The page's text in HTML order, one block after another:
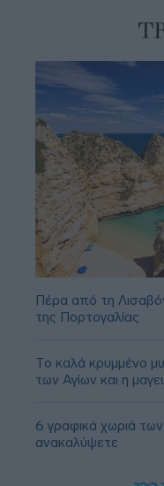
Πέρα από τη
της Πορτογαλίας
Το καλά κρυμμένο
των Αγίων και η
6 γραφικά χωριά
ανακαλύψετε